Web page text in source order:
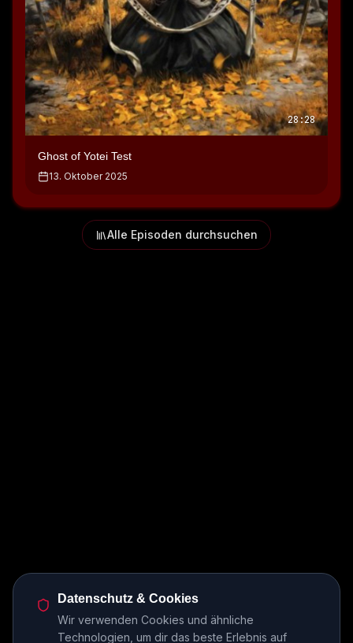
28:28
Ghost of Yotei Test
13. Oktober 2025
Alle Episoden durchsuchen
Datenschutz & Cookies
Wir verwenden Cookies und ähnliche
Technologien, um dir das beste Erlebnis auf